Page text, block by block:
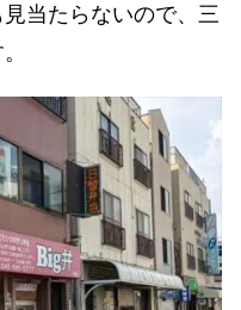
当たらないので、三